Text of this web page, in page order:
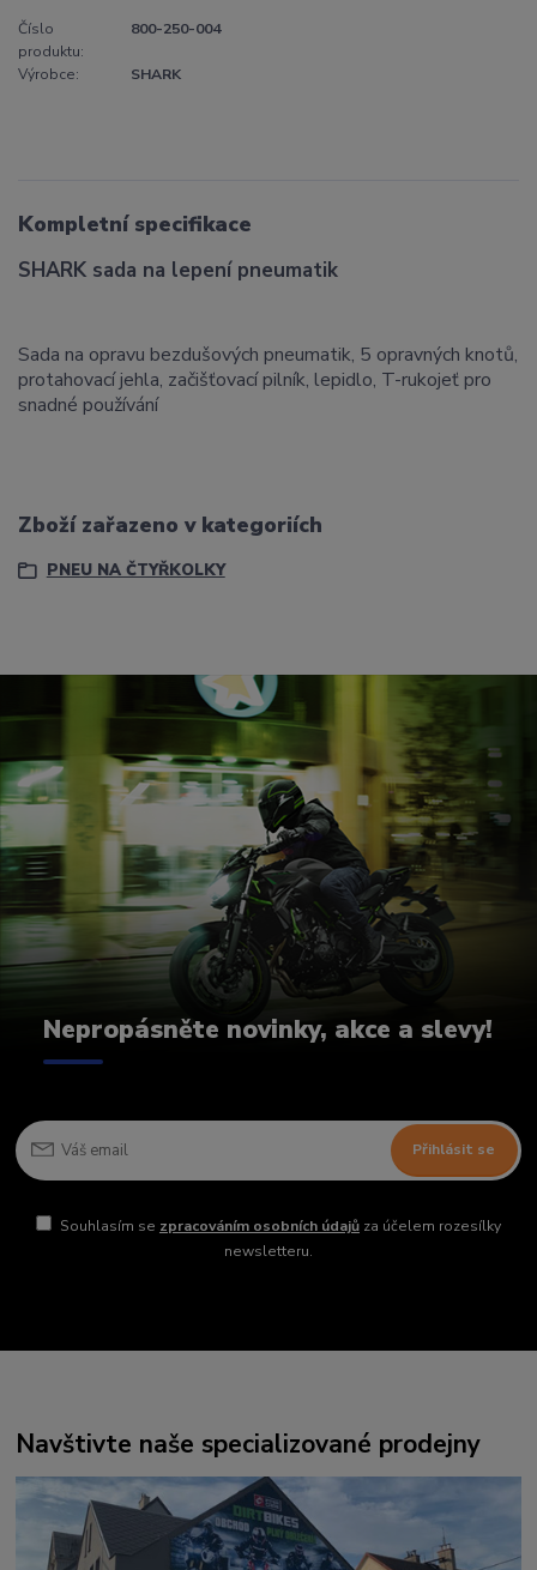
Číslo
produktu:
800-250-004
Výrobce: SHARK
Kompletní specifikace
SHARK sada na lepení pneumatik
Sada na opravu bezdušových pneumatik, 5 opravných knotů,
protahovací jehla, začišťovací pilník, lepidlo, T-rukojeť pro
snadné používání
Zboží zařazeno v kategoriích
PNEU NA ČTYŘKOLKY
Nepropásněte novinky, akce a slevy!
Přihlásit se
Souhlasím se zpracováním osobních údajůza účelem rozesílky
newsletteru.
Navštivte naše specializované prodejny